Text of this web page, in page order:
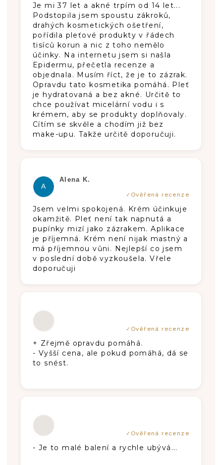
Je mi 37 let a akné trpím od 14 let...
Podstopila jsem spoustu zákroků,
drahých kosmetických ošetření,
pořídila pleťové produkty v řádech
tisíců korun a nic z toho nemělo
účinky. Na internetu jsem si našla
Epidermu, přečetla recenze a
objednala. Musím říct, že je to zázrak.
Opravdu tato kosmetika pomáhá. Pleť
je hydratovaná a bez akné. Určitě to
chce používat micelární vodu i s
krémem, aby se produkty doplňovaly.
Cítím se skvěle a chodím již bez
make-upu. Takže určitě doporučuji.
A
Alena K.
Hodnotenie produktu je 5 z 5
Jsem velmi spokojená. Krém účinkuje
okamžitě. Pleť není tak napnutá a
pupínky mizí jako zázrakem. Aplikace
je příjemná. Krém není nijak mastný a
má příjemnou vůni. Nejlepší co jsem
v poslední době vyzkoušela. Vřele
doporučuji
+ Zřejmě opravdu pomáhá.
- Vyšší cena, ale pokud pomáhá, dá se
to snést.
- Je to malé balení a rychle ubývá...